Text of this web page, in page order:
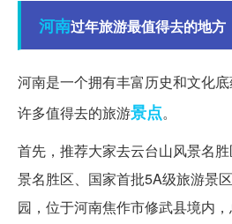
河南过年旅游最值得去的地方
河南是一个拥有丰富历史和文化
许多值得去的旅游景点。
首先，推荐大家去云台山风景名
景名胜区、国家首批5A级旅游景
园，位于河南焦作市修武县境内